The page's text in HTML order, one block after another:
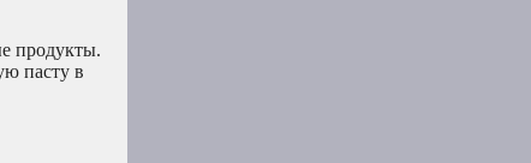
продукты.
пасту в